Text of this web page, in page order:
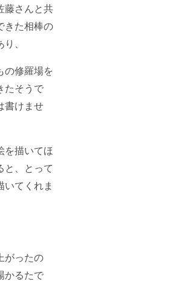
藤さんと共
きた相棒の
、
の修羅場を
たそうで
書けませ
を描いてほ
と、とって
いてくれま
がったの
かるたで